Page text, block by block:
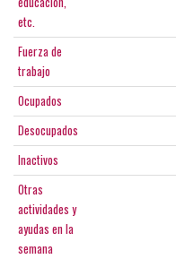
etc.
Fuerza de
trabajo
Ocupados
Desocupados
Inactivos
Otras
actividades y
ayudas en la
semana